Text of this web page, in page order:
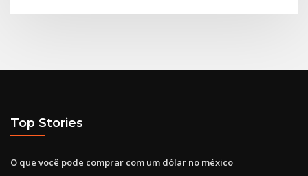
Top Stories
O que você pode comprar com um dólar no méxico